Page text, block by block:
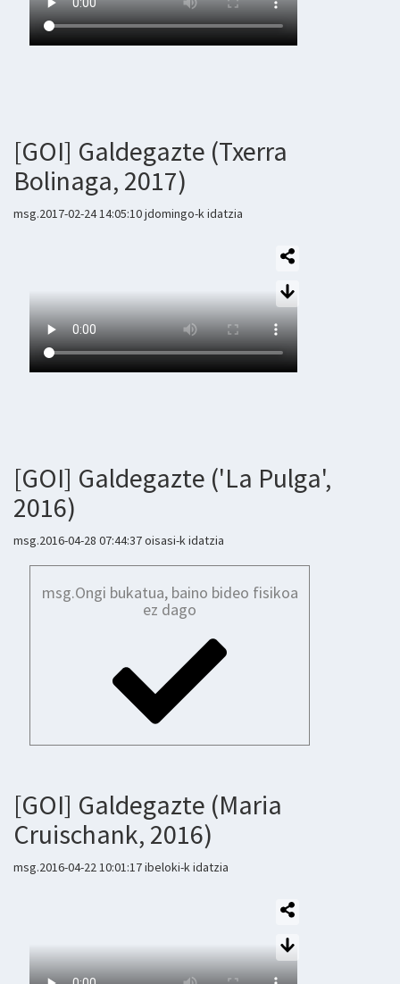
[GOI] Galdegazte (Txerra
Bolinaga, 2017)
msg.2017-02-24 14:05:10 jdomingo-k idatzia
[GOI] Galdegazte ('La Pulga',
2016)
msg.2016-04-28 07:44:37 oisasi-k idatzia
msg.Ongi bukatua, baino bideo fisikoa
ez dago
[GOI] Galdegazte (Maria
Cruischank, 2016)
msg.2016-04-22 10:01:17 ibeloki-k idatzia